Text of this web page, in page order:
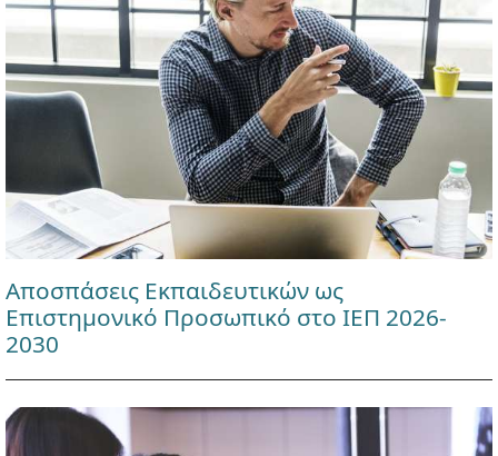
Αποσπάσεις Εκπαιδευτικών ως
Επιστημονικό Προσωπικό στο ΙΕΠ 2026-
2030